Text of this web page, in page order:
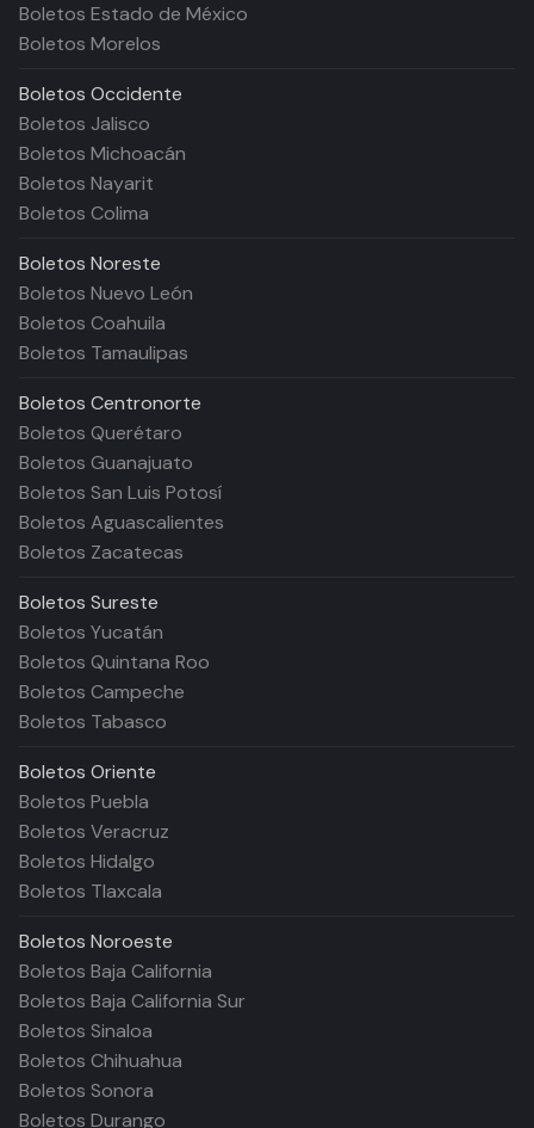
Boletos Estado de México
Boletos Morelos
Boletos Occidente
Boletos Jalisco
Boletos Michoacán
Boletos Nayarit
Boletos Colima
Boletos Noreste
Boletos Nuevo León
Boletos Coahuila
Boletos Tamaulipas
Boletos Centronorte
Boletos Querétaro
Boletos Guanajuato
Boletos San Luis Potosí
Boletos Aguascalientes
Boletos Zacatecas
Boletos Sureste
Boletos Yucatán
Boletos Quintana Roo
Boletos Campeche
Boletos Tabasco
Boletos Oriente
Boletos Puebla
Boletos Veracruz
Boletos Hidalgo
Boletos Tlaxcala
Boletos Noroeste
Boletos Baja California
Boletos Baja California Sur
Boletos Sinaloa
Boletos Chihuahua
Boletos Sonora
Boletos Durango